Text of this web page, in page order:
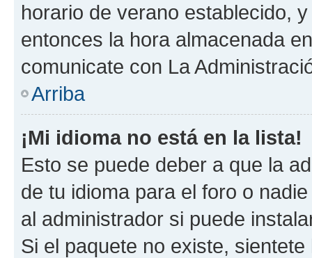
horario de verano establecido,
entonces la hora almacenada
comunicate con La
Arriba
¡Mi idioma no está en la lista!
Esto se puede deber a que la
de tu idioma para el foro o
al administrador si puede
Si el paquete no existe,